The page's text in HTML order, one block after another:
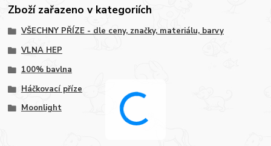
Zboží zařazeno v kategoriích
VŠECHNY PŘÍZE - dle ceny, značky, materiálu, barvy
VLNA HEP
100% bavlna
Háčkovací příze
Moonlight